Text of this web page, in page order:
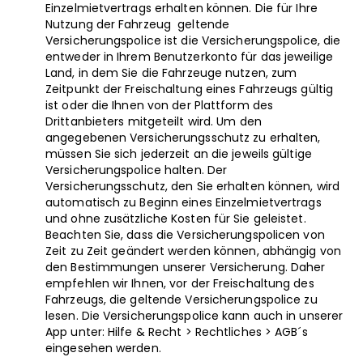
Einzelmietvertrags erhalten können. Die für Ihre
Nutzung der Fahrzeug geltende
Versicherungspolice ist die Versicherungspolice, die
entweder in Ihrem Benutzerkonto für das jeweilige
Land, in dem Sie die Fahrzeuge nutzen, zum
Zeitpunkt der Freischaltung eines Fahrzeugs gültig
ist ​oder die Ihnen von der Plattform des
Drittanbieters mitgeteilt wird. Um den
angegebenen Versicherungsschutz zu erhalten,
müssen Sie sich jederzeit an die jeweils gültige
Versicherungspolice halten. Der
Versicherungsschutz, den Sie erhalten können, wird
automatisch zu Beginn eines Einzelmietvertrags
und ohne zusätzliche Kosten für Sie geleistet.
Beachten Sie, dass die Versicherungspolicen von
Zeit zu Zeit geändert werden können, abhängig von
den Bestimmungen unserer Versicherung. Daher
empfehlen wir Ihnen, vor der Freischaltung des
Fahrzeugs, die geltende Versicherungspolice zu
lesen. Die Versicherungspolice kann auch in unserer
App unter: Hilfe & Recht > Rechtliches > AGB´s
eingesehen werden.